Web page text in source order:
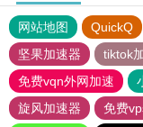
网站地图 QuickQ
坚果加速器
tiktok
免费vqn外网加速
旋风加速器
免费